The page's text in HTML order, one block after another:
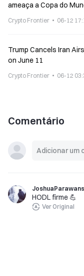
ameaça a Copa do
Crypto Frontier 06-12
Trump Cancels Iran
on June 11
Crypto Frontier 06-12
Comentário
HODL firme 💪
Ver Original